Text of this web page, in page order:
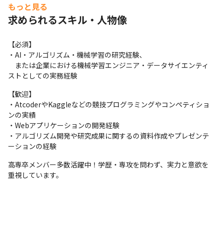
出・検索する技術開発
物理シミュレーション分野における最適化アルゴリズムの設計・
技術スタック（一例）
▼フロントエンド
Typescript/Node.js/React/Next.js
▼バックエンド
Typescript/Node.js/Python/NestJS/FastAPI/GraphQL/Hasura/
gRPC
▼インフラ
Terraform/Kubernetes/AWS/Microsoft Azure
Python/Numpy/Pandas/Pytorch/OpenCV
【AI開発支援ツールの導入】
当社では、最新のAI開発支援ツールを実務に組み込み、効率と品
質を同時に高めています。主な活用例は以下の通りです。
もっと見る
求められるスキル・人物像
【必須】
・AI・アルゴリズム・機械学習の研究経験、
または企業における機械学習エンジニア・データサイエンティ
ストとしての実務経験
【歓迎】
・AtcoderやKaggleなどの競技プログラミングやコンペティショ
ンの実績
・Webアプリケーションの開発経験
・アルゴリズム開発や研究成果に関するの資料作成やプレゼンテ
ーションの経験
高専卒メンバー多数活躍中！学歴・専攻を問わず、実力と意欲を
重視しています。